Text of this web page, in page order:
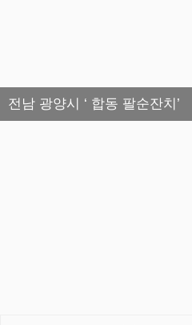
전남 광양시 ‘ 합동 팔순잔치’